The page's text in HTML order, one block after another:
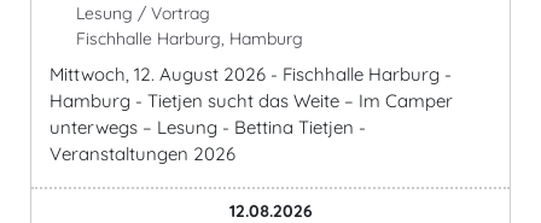
Lesung / Vortrag
Fischhalle Harburg, Hamburg
Mittwoch, 12. August 2026 - Fischhalle Harburg -
Hamburg - Tietjen sucht das Weite – Im Camper
unterwegs – Lesung - Bettina Tietjen -
Veranstaltungen 2026
12.08.2026